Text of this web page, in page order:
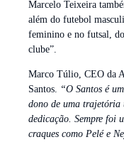
Marcelo Teixeira
além do futebol
feminino e no futsal,
clube”.
Marco Túlio, CEO da
Santos. “O Santos é
dono de uma trajetória
dedicação. Sempre foi
craques como Pelé e